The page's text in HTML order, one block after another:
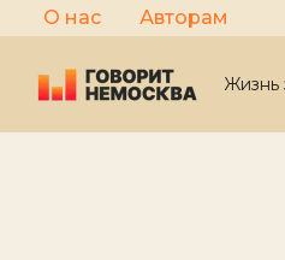
Перейти
к
содержимому
О нас Авторам
Жизнь